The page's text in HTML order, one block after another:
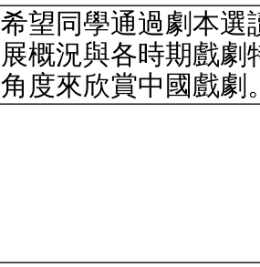
希望同學通過劇本選
展概況與各時期戲
角度來欣賞中國戲劇